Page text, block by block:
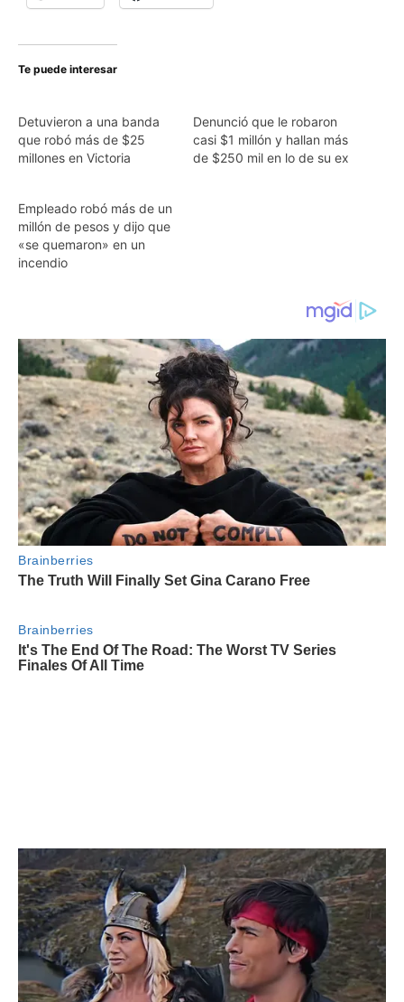
Te puede interesar
Detuvieron a una banda
que robó más de $25
millones en Victoria
Denunció que le robaron
casi $1 millón y hallan más
de $250 mil en lo de su ex
Empleado robó más de un
millón de pesos y dijo que
«se quemaron» en un
incendio